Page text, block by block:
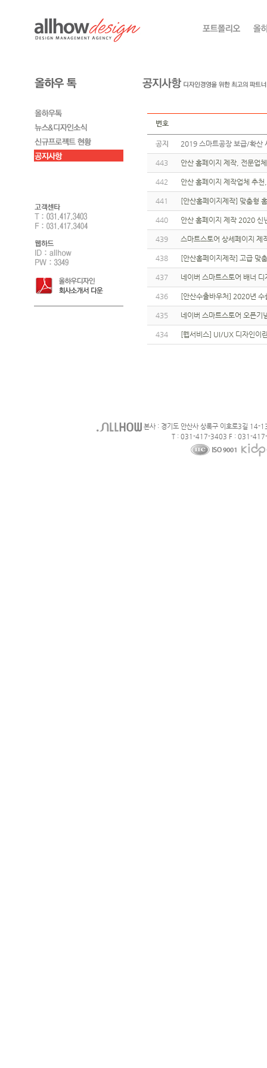
번호
공지 2019 스마트공장 보급/확
443 안산 홈페이지 제작, 전문업
442 안산 홈페이지 제작업체 추
441 [안산홈페이지제작] 맞춤형
440 안산 홈페이지 제작 2020 신
439 스마트스토어 상세페이지 제
438 [안산홈페이지제작] 고급 맞
437 네이버 스마트스토어 배너
436 [안산수출바우처] 2020년 수
435 네이버 스마트스토어 오픈기
434 [웹서비스] UI/UX 디자인이
본사 : 경기도 안산사 상록구 이호로3길 14-
T : 031-417-3403 F : 031-